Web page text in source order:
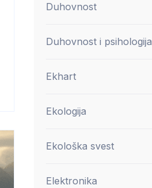
Duhovnost
Duhovnost i psihologija
Ekhart
Ekologija
Ekološka svest
Elektronika